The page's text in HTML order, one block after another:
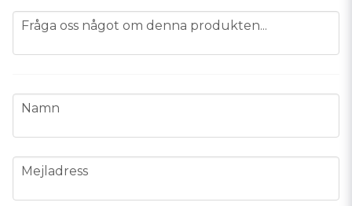
question
Fråga oss något om denna produkten...
name
Namn
email
Mejladress